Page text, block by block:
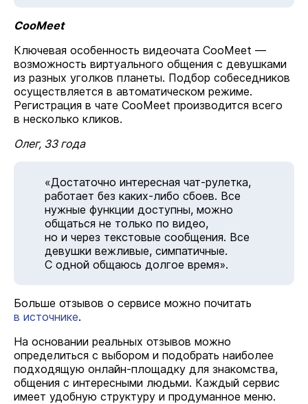
CooMeet
Ключевая особенность видеочата CooMeet —
возможность виртуального общения с девушками
из разных уголков планеты. Подбор собеседников
осуществляется в автоматическом режиме.
Регистрация в чате CooMeet производится всего
в несколько кликов.
Олег, 33 года
«Достаточно интересная чат-рулетка,
работает без каких-либо сбоев. Все
нужные функции доступны, можно
общаться не только по видео,
но и через текстовые сообщения. Все
девушки вежливые, симпатичные.
С одной общаюсь долгое время».
Больше отзывов о сервисе можно почитать
в источнике.
На основании реальных отзывов можно
определиться с выбором и подобрать наиболее
подходящую онлайн-площадку для знакомства,
общения с интересными людьми. Каждый сервис
имеет удобную структуру и продуманное меню.